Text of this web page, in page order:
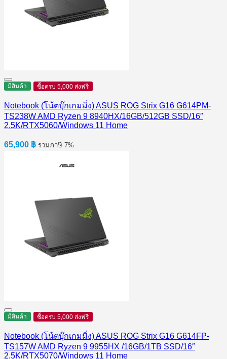
มีสินค้า ซื้อครบ 5,000 ส่งฟรี
Notebook (โน้ตบุ๊กเกมมิ่ง) ASUS ROG Strix G16 G614PM-
TS238W AMD Ryzen 9 8940HX/16GB/512GB SSD/16″
2.5K/RTX5060/Windows 11 Home
65,900 ฿ รวมภาษี 7%
มีสินค้า ซื้อครบ 5,000 ส่งฟรี
Notebook (โน้ตบุ๊กเกมมิ่ง) ASUS ROG Strix G16 G614FP-
TS157W AMD Ryzen 9 9955HX /16GB/1TB SSD/16″
2.5K/RTX5070/Windows 11 Home